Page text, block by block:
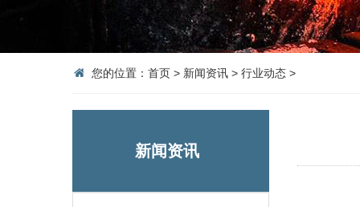
您的位置： 首页 > 新闻资讯 > 行业动态 >
新闻资讯